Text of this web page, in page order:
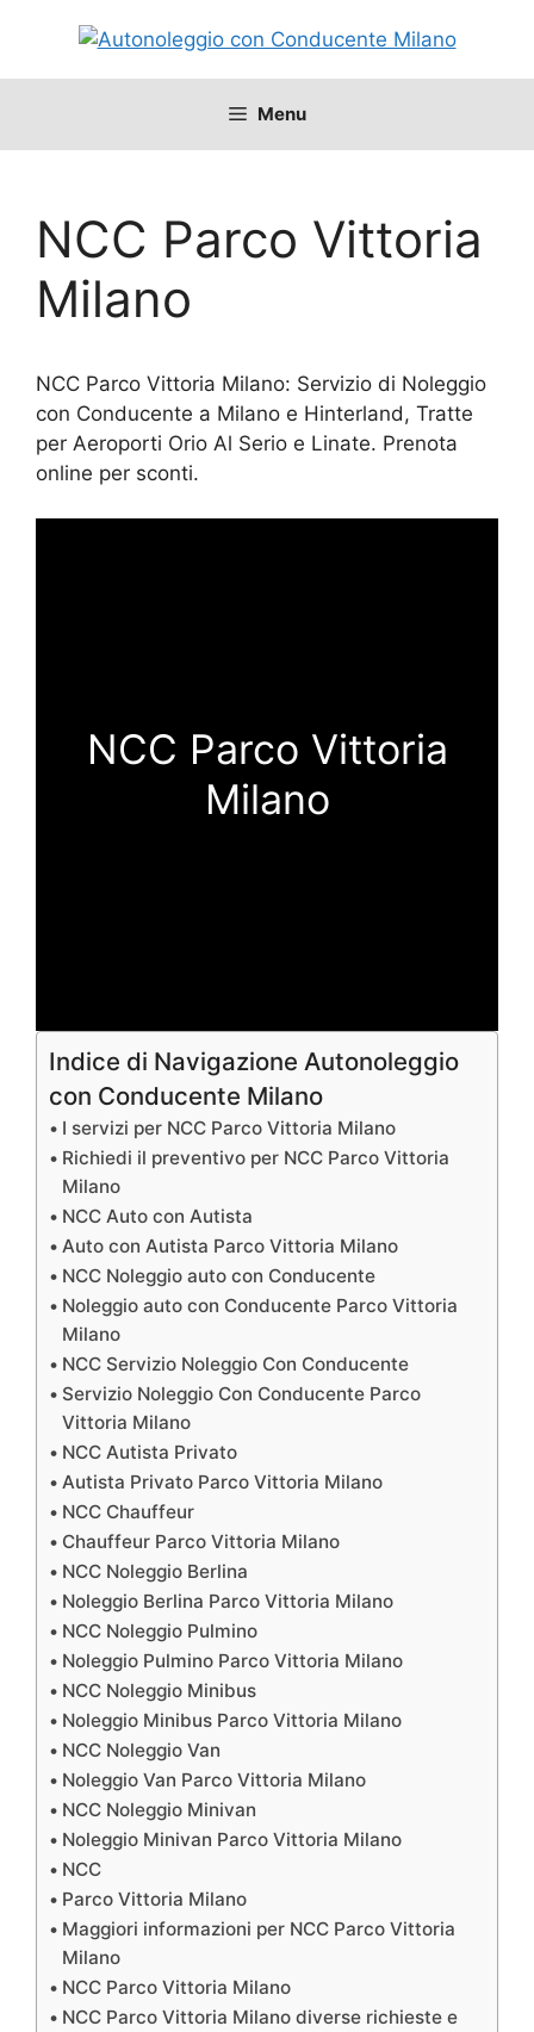
contenuto
Menu
NCC Parco Vittoria
Milano
NCC Parco Vittoria Milano: Servizio di Noleggio
con Conducente a Milano e Hinterland, Tratte
per Aeroporti Orio Al Serio e Linate. Prenota
online per sconti.
NCC Parco Vittoria
Milano
Indice di Navigazione Autonoleggio
con Conducente Milano
I servizi per NCC Parco Vittoria Milano
Richiedi il preventivo per NCC Parco Vittoria
Milano
NCC Auto con Autista
Auto con Autista Parco Vittoria Milano
NCC Noleggio auto con Conducente
Noleggio auto con Conducente Parco Vittoria
Milano
NCC Servizio Noleggio Con Conducente
Servizio Noleggio Con Conducente Parco
Vittoria Milano
NCC Autista Privato
Autista Privato Parco Vittoria Milano
NCC Chauffeur
Chauffeur Parco Vittoria Milano
NCC Noleggio Berlina
Noleggio Berlina Parco Vittoria Milano
NCC Noleggio Pulmino
Noleggio Pulmino Parco Vittoria Milano
NCC Noleggio Minibus
Noleggio Minibus Parco Vittoria Milano
NCC Noleggio Van
Noleggio Van Parco Vittoria Milano
NCC Noleggio Minivan
Noleggio Minivan Parco Vittoria Milano
NCC
Parco Vittoria Milano
Maggiori informazioni per NCC Parco Vittoria
Milano
NCC Parco Vittoria Milano
NCC Parco Vittoria Milano diverse richieste e